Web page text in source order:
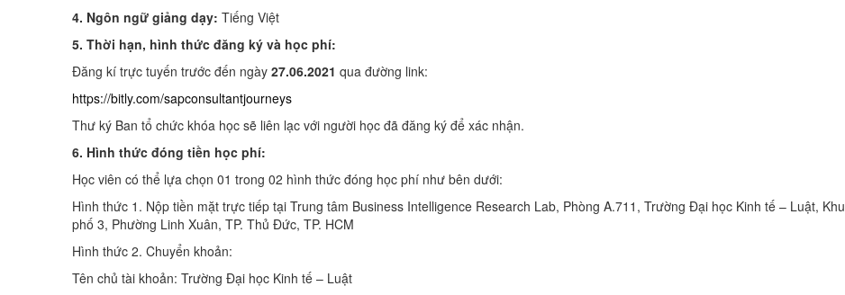
4. Ngôn ngữ giảng dạy: Tiếng Việt
5. Thời hạn, hình thức đăng ký và học phí:
Đăng kí trực tuyến trước đến ngày 27.06.2021 qua đường link:
https://bitly.com/sapconsultantjourneys
Thư ký Ban tổ chức khóa học sẽ liên lạc với người học đã đăng ký để xác nhận.
6. Hình thức đóng tiền học phí:
Học viên có thể lựa chọn 01 trong 02 hình thức đóng học phí như bên dưới:
Hình thức 1. Nộp tiền mặt trực tiếp tại Trung tâm Business Intelligence Research Lab, Phòng A.711, Trường Đại học Kinh tế – Luật, Khu
phố 3, Phường Linh Xuân, TP. Thủ Đức, TP. HCM
Hình thức 2. Chuyển khoản:
Tên chủ tài khoản: Trường Đại học Kinh tế – Luật